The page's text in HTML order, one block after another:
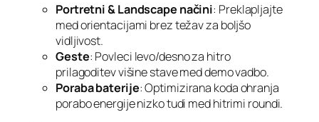
Portretni & Landscape načini: Preklapljajte
med orientacijami brez težav za boljšo
vidljivost.
Geste: Povleci levo/desno za hitro
prilagoditev višine stave med demo vadbo.
Poraba baterije: Optimizirana koda ohranja
porabo energije nizko tudi med hitrimi roundi.